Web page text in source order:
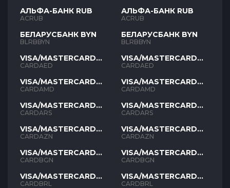
АЛЬФА-БАНК RUB
ACRUB
БЕЛАРУСБАНК BYN
BLRBBYN
VISA/MASTERCARD
AED
CARDAED
VISA/MASTERCARD
AMD
CARDAMD
VISA/MASTERCARD
ARS
CARDARS
VISA/MASTERCARD
AZN
CARDAZN
VISA/MASTERCARD
BGN
CARDBGN
VISA/MASTERCARD
BRL
CARDBRL
АЛЬФА-БАНК RUB
ACRUB
БЕЛАРУСБАНК BYN
BLRBBYN
VISA/MASTERCARD
AED
CARDAED
VISA/MASTERCARD
AMD
CARDAMD
VISA/MASTERCARD
ARS
CARDARS
VISA/MASTERCARD
AZN
CARDAZN
VISA/MASTERCARD
BGN
CARDBGN
VISA/MASTERCARD
BRL
CARDBRL